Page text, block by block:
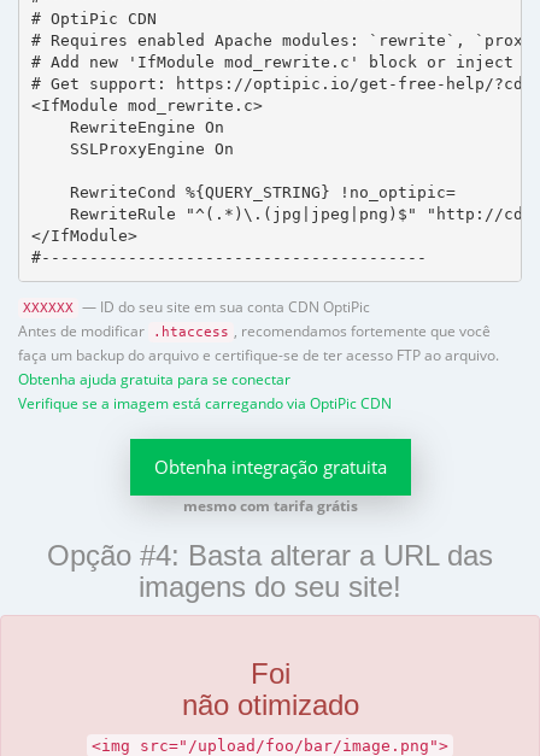
# OptiPic CDN
# Requires enabled Apache modules: `rewrite`,
# Add new 'IfModule mod_rewrite.c' block or inject
# Get support: https://optipic.io/get-free-help/
<IfModule mod_rewrite.c>
    RewriteEngine On
    SSLProxyEngine On
    RewriteCond %{QUERY_STRING} !no_optipic=
RewriteRule "^(.*)\.(jpg|jpeg|png)$" "http://
</IfModule>
#----------------------------------------
XXXXXX
— ID do seu site em sua conta CDN OptiPic
Antes de modificar
.htaccess
, recomendamos fortemente que você
faça um backup do arquivo e certifique-se de ter acesso FTP ao arquivo.
Obtenha ajuda gratuita para se conectar
Verifique se a imagem está carregando via OptiPic CDN
Obtenha integração gratuita
mesmo com tarifa grátis
Opção #4: Basta alterar a URL das
imagens do seu site!
Foi
não otimizado
<img src="/upload/foo/bar/image.png">